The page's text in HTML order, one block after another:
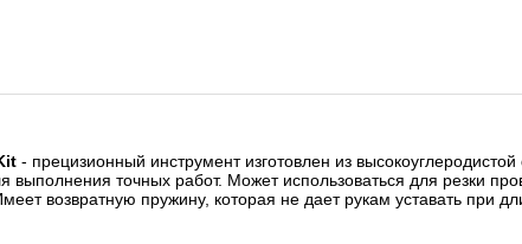
- прецизионный инструмент изготовлен из
выполнения точных работ. Может использоваться для резки
возвратную пружину, которая не дает рукам уставать при